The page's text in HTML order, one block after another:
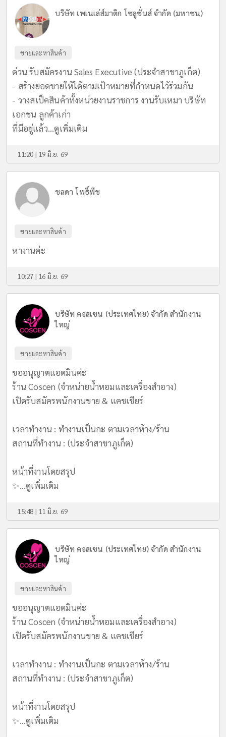
บริษัท เพเนเล่ส์มาติก โซลูชั่นส์ จำกัด (มหาชน)
ขายและหาสินค้า
ด่วน รับสมัครงาน Sales Executive (ประจำสาขาภูเก็ต)
- สร้างยอดขายให้ได้ตามเป้าหมายที่กำหนดไว้ร่วมกัน
- วางสเป็คสินค้าทั้งหน่วยงานราชการ งานรับเหมา บริษัท
เอกชน ลูกค้าเก่า
ที่มีอยู่แล้ว...ดูเพิ่มเติม
11:20 | 19 มิ.ย. 69
ชลดา โพธิ์พืช
ขายและหาสินค้า
หางานค่ะ
10:27 | 16 มิ.ย. 69
บริษัท คอสเซน (ประเทศไทย) จำกัด สำนักงาน
ใหญ่
ขายและหาสินค้า
ขออนุญาตแอดมินค่ะ
ร้าน Coscen (จำหน่ายน้ำหอมและเครื่องสำอาง)
เปิดรับสมัครพนักงานขาย & แคชเชียร์
เวลาทำงาน : ทำงานเป็นกะ ตามเวลาห้าง/ร้าน
สถานที่ทำงาน : (ประจำสาขาภูเก็ต)
หน้าที่งานโดยสรุป
✨...ดูเพิ่มเติม
15:48 | 11 มิ.ย. 69
บริษัท คอสเซน (ประเทศไทย) จำกัด สำนักงาน
ใหญ่
ขายและหาสินค้า
ขออนุญาตแอดมินค่ะ
ร้าน Coscen (จำหน่ายน้ำหอมและเครื่องสำอาง)
เปิดรับสมัครพนักงานขาย & แคชเชียร์
เวลาทำงาน : ทำงานเป็นกะ ตามเวลาห้าง/ร้าน
สถานที่ทำงาน : (ประจำสาขาภูเก็ต)
หน้าที่งานโดยสรุป
✨...ดูเพิ่มเติม